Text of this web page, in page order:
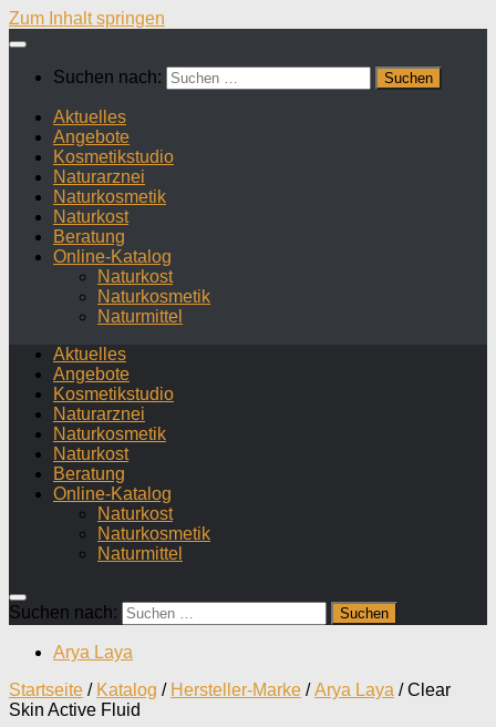
Zum Inhalt springen
Suchen nach:
Aktuelles
Angebote
Kosmetikstudio
Naturarznei
Naturkosmetik
Naturkost
Beratung
Online-Katalog
Naturkost
Naturkosmetik
Naturmittel
Aktuelles
Angebote
Kosmetikstudio
Naturarznei
Naturkosmetik
Naturkost
Beratung
Online-Katalog
Naturkost
Naturkosmetik
Naturmittel
Suchen nach:
Arya Laya
Startseite / Katalog / Hersteller-Marke /Arya Laya / Clear
Skin Active Fluid